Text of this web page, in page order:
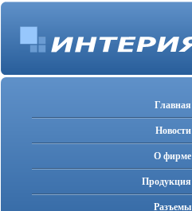
Главная
Новости
О фирме
Продукция
Разъемы